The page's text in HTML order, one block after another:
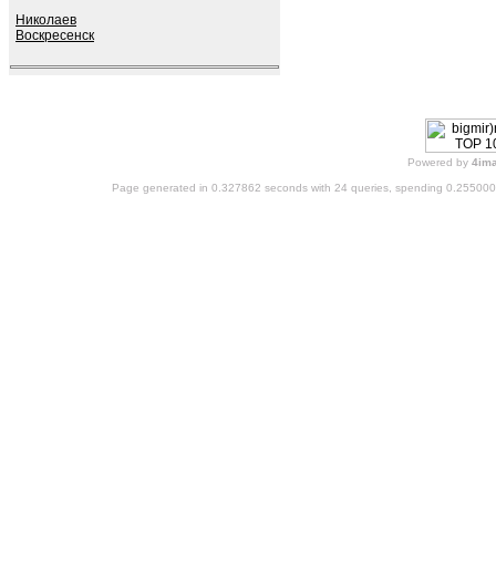
Николаев
Воскресенск
Powered by
Page generated in 0.327862 seconds with 24 queries, spending